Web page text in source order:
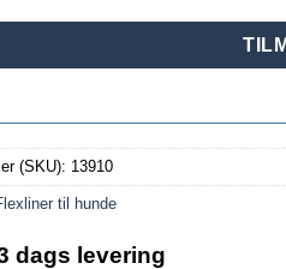
(SKU): 13910
til hunde
dags levering